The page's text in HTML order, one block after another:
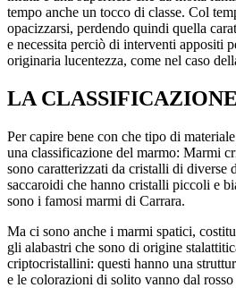
tempo anche un tocco di classe. Col
opacizzarsi, perdendo quindi quella
e necessita perciò di interventi appositi
originaria lucentezza, come nel caso
LA
Per capire bene con che tipo di
una classificazione del marmo: Marmi
sono caratterizzati da cristalli di diverse
saccaroidi che hanno cristalli piccoli e
sono i famosi marmi di Carrara.
Ma ci sono anche i marmi spatici,
gli alabastri che sono di origine
criptocristallini: questi hanno una
e le colorazioni di solito vanno dal